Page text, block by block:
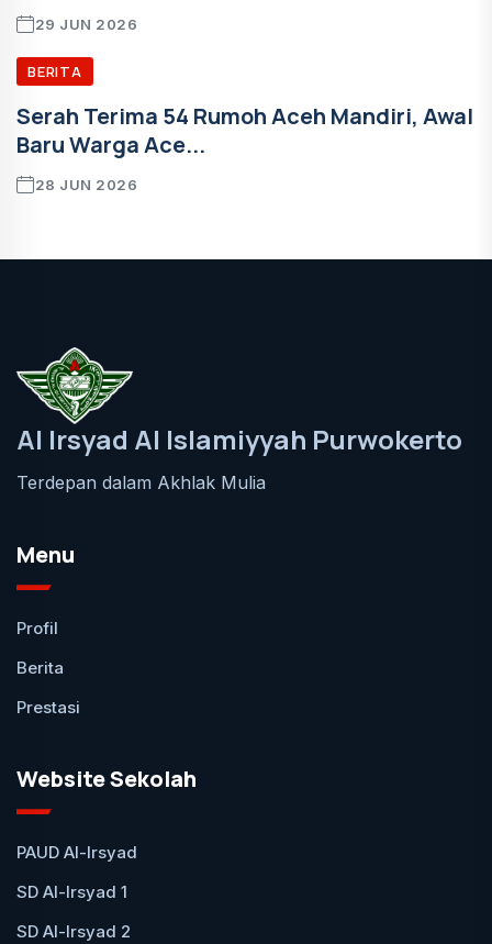
29 JUN 2026
BERITA
Serah Terima 54 Rumoh Aceh Mandiri, Awal
Baru Warga Ace...
28 JUN 2026
Al Irsyad Al Islamiyyah Purwokerto
Terdepan dalam Akhlak Mulia
Menu
Profil
Berita
Prestasi
Website Sekolah
PAUD Al-Irsyad
SD Al-Irsyad 1
SD Al-Irsyad 2